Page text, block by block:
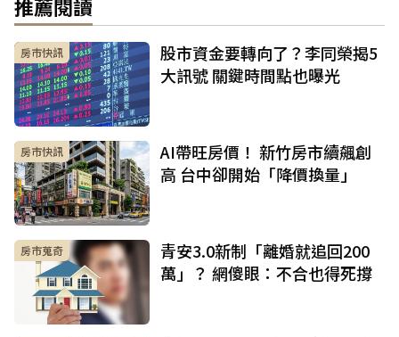
推薦閱讀
房市快訊
股市資金要轉向了？李同榮揭5
大訊號 關鍵時間點也曝光
房市快訊
AI帶旺房價！ 新竹房市續飆創
高 台中卻開始「降價換量」
房市蒐奇
青安3.0新制「離婚就追回200
萬」？ 網傻眼：不合也得死撐